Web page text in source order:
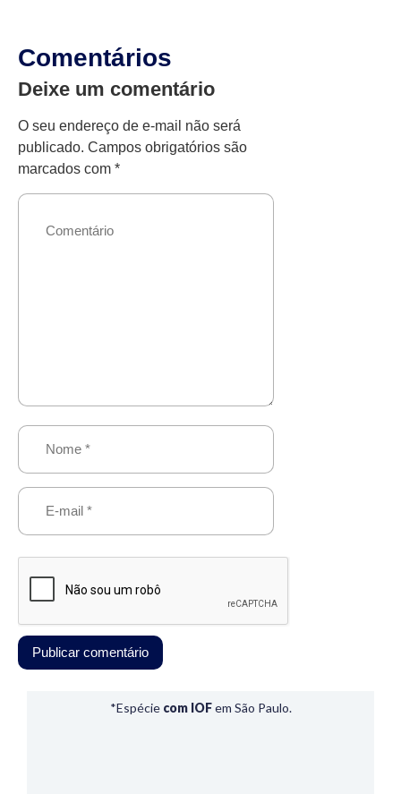
Comentários
Deixe um comentário
O seu endereço de e-mail não será
publicado. Campos obrigatórios são
marcados com *